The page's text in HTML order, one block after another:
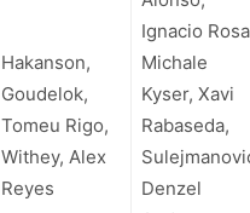
Hakanson,
Goudelok,
Tomeu Rigo,
Withey, Alex
Reyes
Ignacio
Michale
Kyser, Xavi
Rabaseda,
Denzel